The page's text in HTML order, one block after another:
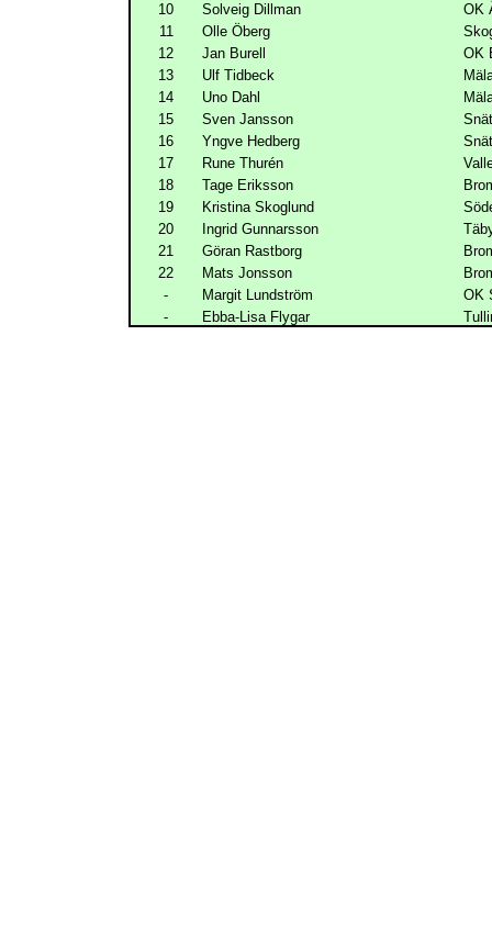
10
Solveig Dillman
OK
11
Olle Öberg
12
Jan Burell
OK
13
Ulf Tidbeck
14
Uno Dahl
15
Sven Jansson
16
Yngve Hedberg
17
Rune Thurén
18
Tage Eriksson
19
Kristina Skoglund
20
Ingrid Gunnarsson
21
Göran Rastborg
22
Mats Jonsson
-
Margit Lundström
OK
-
Ebba-Lisa Flygar